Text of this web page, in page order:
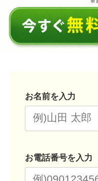
お名前を入力
お電話番号を入力